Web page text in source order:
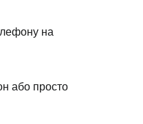
на
або просто